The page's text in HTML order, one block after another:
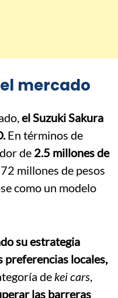
mercado
el Suzuki Sakura
En términos de
de 2.5 millones de
millones de pesos
como un modelo
su estrategia
preferencias locales,
de kei cars,
las barreras